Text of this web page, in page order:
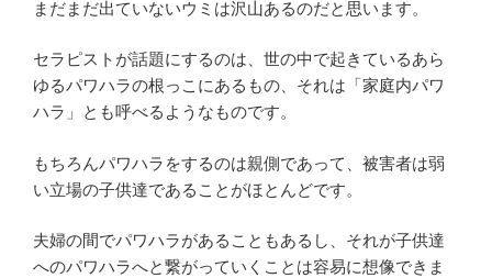
まだまだ出ていないウミは沢山あるのだと思います。
セラピストが話題にするのは、世の中で起きているあら
ゆるパワハラの根っこにあるもの、それは「家庭内パワ
ハラ」とも呼べるようなものです。
もちろんパワハラをするのは親側であって、被害者は弱
い立場の子供達であることがほとんどです。
夫婦の間でパワハラがあることもあるし、それが子供達
へのパワハラへと繋がっていくことは容易に想像できま